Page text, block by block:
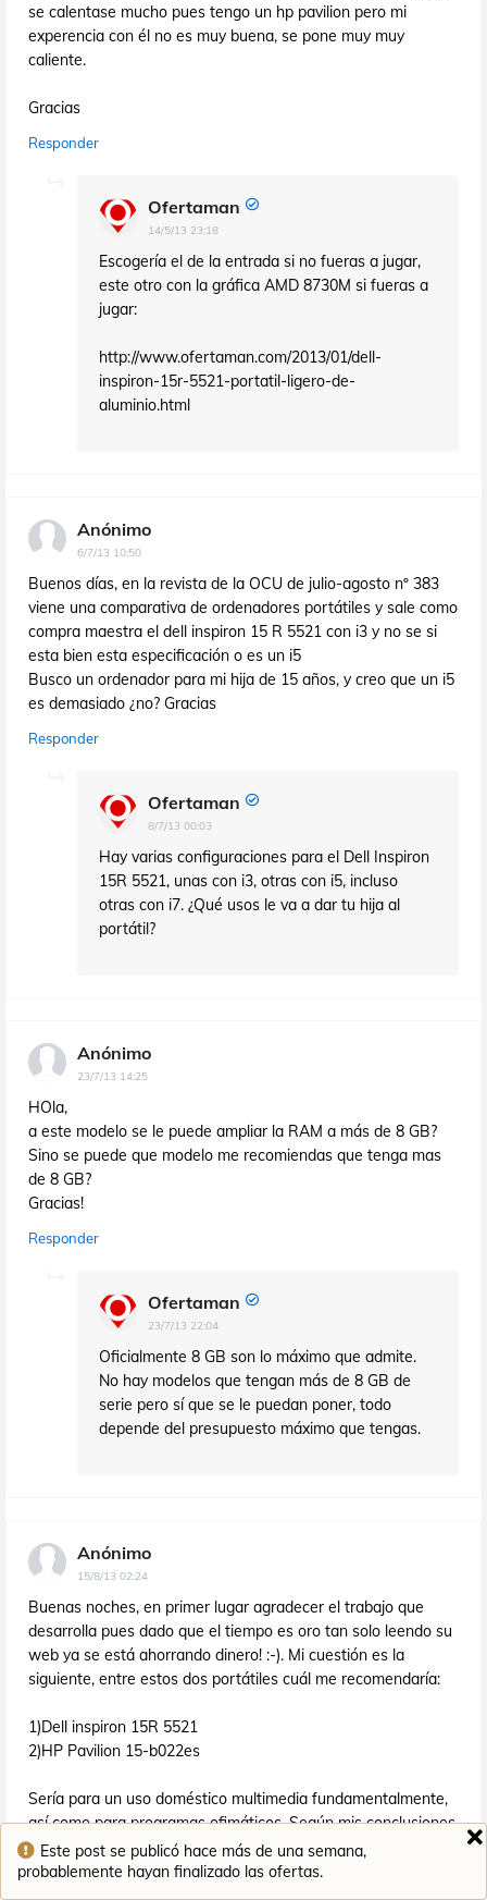
Este post se publicó hace más de una semana,
probablemente hayan finalizado las ofertas.
se calentase mucho pues tengo un hp pavilion pero mi
experencia con él no es muy buena, se pone muy muy
caliente.
Gracias
Responder
Ofertaman
14/5/13 23:18
Escogería el de la entrada si no fueras a jugar,
este otro con la gráfica AMD 8730M si fueras a
jugar:
http://www.ofertaman.com/2013/01/dell-
inspiron-15r-5521-portatil-ligero-de-
aluminio.html
Anónimo
6/7/13 10:50
Buenos días, en la revista de la OCU de julio-agosto nº 383
viene una comparativa de ordenadores portátiles y sale como
compra maestra el dell inspiron 15 R 5521 con i3 y no se si
esta bien esta especificación o es un i5
Busco un ordenador para mi hija de 15 años, y creo que un i5
es demasiado ¿no? Gracias
Responder
Ofertaman
8/7/13 00:03
Hay varias configuraciones para el Dell Inspiron
15R 5521, unas con i3, otras con i5, incluso
otras con i7. ¿Qué usos le va a dar tu hija al
portátil?
Anónimo
23/7/13 14:25
HOla,
a este modelo se le puede ampliar la RAM a más de 8 GB?
Sino se puede que modelo me recomiendas que tenga mas
de 8 GB?
Gracias!
Responder
Ofertaman
23/7/13 22:04
Oficialmente 8 GB son lo máximo que admite.
No hay modelos que tengan más de 8 GB de
serie pero sí que se le puedan poner, todo
depende del presupuesto máximo que tengas.
Anónimo
15/8/13 02:24
Buenas noches, en primer lugar agradecer el trabajo que
desarrolla pues dado que el tiempo es oro tan solo leendo su
web ya se está ahorrando dinero! :-). Mi cuestión es la
siguiente, entre estos dos portátiles cuál me recomendaría:
1)Dell inspiron 15R 5521
2)HP Pavilion 15-b022es
Sería para un uso doméstico multimedia fundamentalmente,
así como para programas ofimáticos. Según mis conclusiones
en el Dell la duración de la batería es bastante superior, así
como el procesador que tambien está un pelín por encima del
HP, en cuanto a la gráfica ya me pierdo,y en cuanto a tamaño